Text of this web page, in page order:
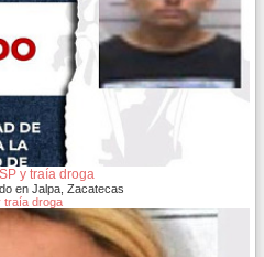
y traía droga
en Jalpa, Zacatecas
traía droga